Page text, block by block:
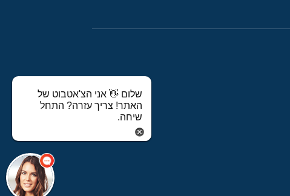
שלום 👋 אני הצ'אטבוט של
האתר! צריך עזרה? התחל
שיחה.